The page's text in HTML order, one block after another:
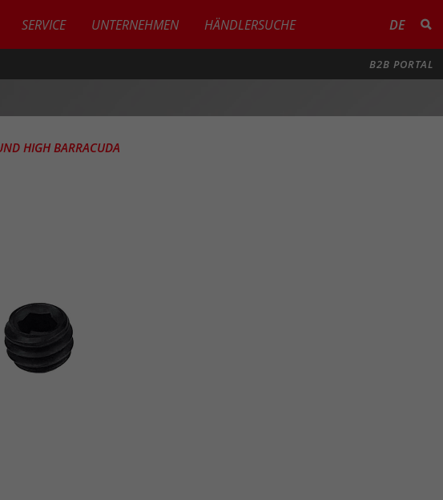
SERVICE UNTERNEHMEN HÄNDLERSUCHE DE
B2B PORTAL
HIGH BARRACUDA